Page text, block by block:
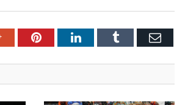
Google+PinterestLinkedInTumblr Email